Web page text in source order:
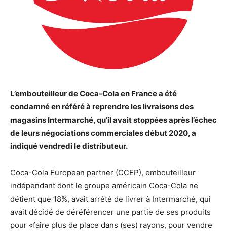
L’embouteilleur de Coca-Cola en France a été
condamné en référé à reprendre les livraisons des
magasins Intermarché, qu’il avait stoppées après l’échec
de leurs négociations commerciales début 2020, a
indiqué vendredi le distributeur.
Coca-Cola European partner (CCEP), embouteilleur
indépendant dont le groupe américain Coca-Cola ne
détient que 18%, avait arrêté de livrer à Intermarché, qui
avait décidé de déréférencer une partie de ses produits
pour «faire plus de place dans (ses) rayons, pour vendre